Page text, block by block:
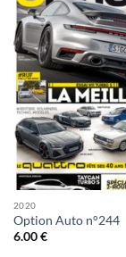
2020
Option Auto n°244
6.00€